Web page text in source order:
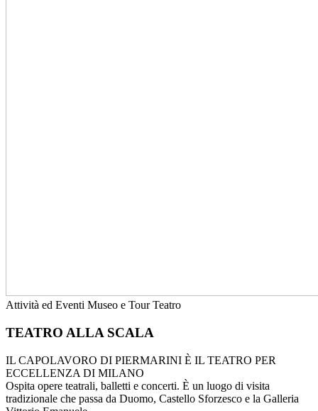
Attività ed Eventi Museo e TourTeatro
TEATRO ALLA SCALA
IL CAPOLAVORO DI PIERMARINI È IL TEATRO PER
ECCELLENZA DI MILANO
Ospita opere teatrali, balletti e concerti. È un luogo di visita
tradizionale che passa da Duomo, Castello Sforzesco e la Galleria